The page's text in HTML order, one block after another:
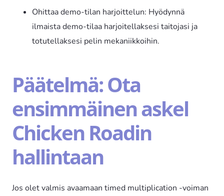
Ohittaa demo-tilan harjoittelun: Hyödynnä
ilmaista demo-tilaa harjoitellaksesi taitojasi ja
totutellaksesi pelin mekaniikkoihin.
Päätelmä: Ota
ensimmäinen askel
Chicken Roadin
hallintaan
Jos olet valmis avaamaan timed multiplication -voiman